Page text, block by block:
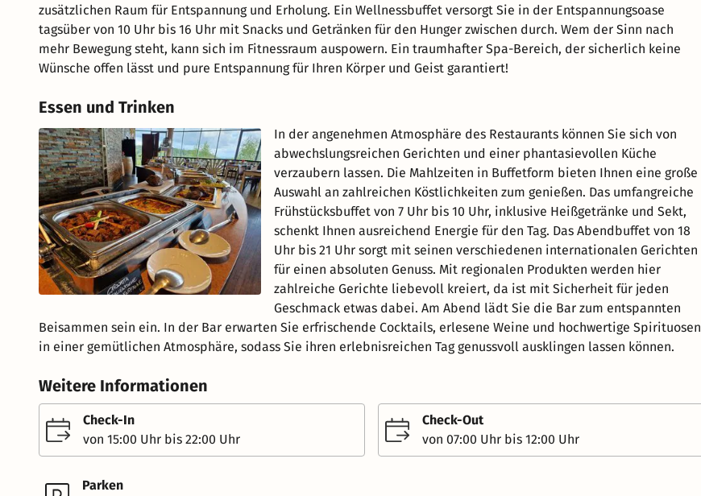
zusätzlichen Raum für Entspannung und Erholung. Ein Wellnessbuffet versorgt Sie in der Entspannungsoase
tagsüber von 10 Uhr bis 16 Uhr mit Snacks und Getränken für den Hunger zwischen durch. Wem der Sinn nach
mehr Bewegung steht, kann sich im Fitnessraum auspowern. Ein traumhafter Spa-Bereich, der sicherlich keine
Wünsche offen lässt und pure Entspannung für Ihren Körper und Geist garantiert!
Essen und Trinken
In der angenehmen Atmosphäre des Restaurants können Sie sich von
abwechslungsreichen Gerichten und einer phantasievollen Küche
verzaubern lassen. Die Mahlzeiten in Buffetform bieten Ihnen eine große
Auswahl an zahlreichen Köstlichkeiten zum genießen. Das umfangreiche
Frühstücksbuffet von 7 Uhr bis 10 Uhr, inklusive Heißgetränke und Sekt,
schenkt Ihnen ausreichend Energie für den Tag. Das Abendbuffet von 18
Uhr bis 21 Uhr sorgt mit seinen verschiedenen internationalen Gerichten
für einen absoluten Genuss. Mit regionalen Produkten werden hier
zahlreiche Gerichte liebevoll kreiert, da ist mit Sicherheit für jeden
Geschmack etwas dabei. Am Abend lädt Sie die Bar zum entspannten
Beisammen sein ein. In der Bar erwarten Sie erfrischende Cocktails, erlesene Weine und hochwertige Spirituosen
in einer gemütlichen Atmosphäre, sodass Sie ihren erlebnisreichen Tag genussvoll ausklingen lassen können.
Weitere Informationen
Check-In
von 15:00 Uhr bis 22:00 Uhr
Check-Out
von 07:00 Uhr bis 12:00 Uhr
Parken